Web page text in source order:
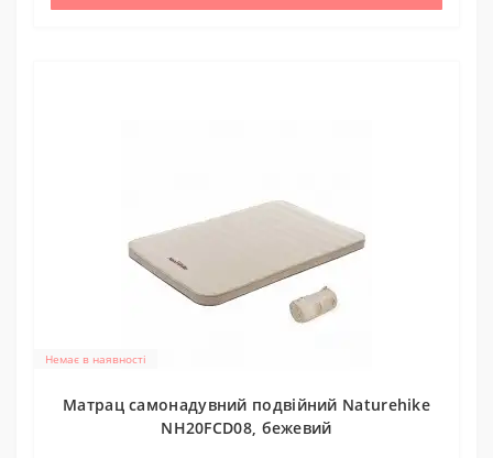
Немає в наявності
Матрац самонадувний подвійний Naturehike
NH20FCD08, бежевий